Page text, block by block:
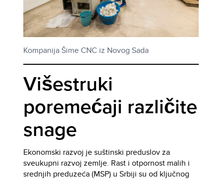
Kompanija Šime CNC iz Novog Sada
Višestruki
poremećaji različite
snage
Ekonomski razvoj je suštinski preduslov za
sveukupni razvoj zemlje. Rast i otpornost malih i
srednjih preduzeća (MSP) u Srbiji su od ključnog